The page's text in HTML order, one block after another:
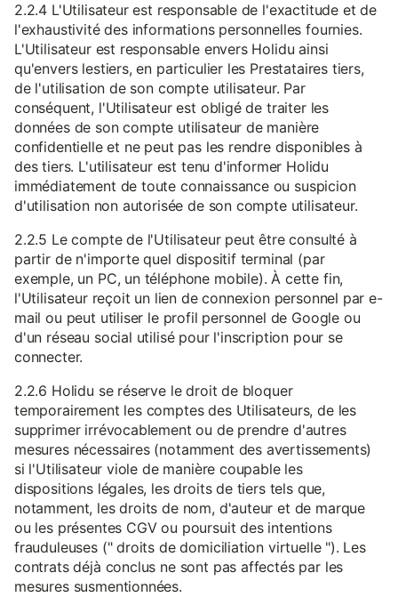
2.2.4 L'Utilisateur est responsable de l'exactitude et de
l'exhaustivité des informations personnelles fournies.
L'Utilisateur est responsable envers Holidu ainsi
qu'envers lestiers, en particulier les Prestataires tiers,
de l'utilisation de son compte utilisateur. Par
conséquent, l'Utilisateur est obligé de traiter les
données de son compte utilisateur de manière
confidentielle et ne peut pas les rendre disponibles à
des tiers. L'utilisateur est tenu d'informer Holidu
immédiatement de toute connaissance ou suspicion
d'utilisation non autorisée de son compte utilisateur.
2.2.5 Le compte de l'Utilisateur peut être consulté à
partir de n'importe quel dispositif terminal (par
exemple, un PC, un téléphone mobile). À cette fin,
l'Utilisateur reçoit un lien de connexion personnel par e-
mail ou peut utiliser le profil personnel de Google ou
d'un réseau social utilisé pour l'inscription pour se
connecter.
2.2.6 Holidu se réserve le droit de bloquer
temporairement les comptes des Utilisateurs, de les
supprimer irrévocablement ou de prendre d'autres
mesures nécessaires (notamment des avertissements)
si l'Utilisateur viole de manière coupable les
dispositions légales, les droits de tiers tels que,
notamment, les droits de nom, d'auteur et de marque
ou les présentes CGV ou poursuit des intentions
frauduleuses (" droits de domiciliation virtuelle "). Les
contrats déjà conclus ne sont pas affectés par les
mesures susmentionnées.